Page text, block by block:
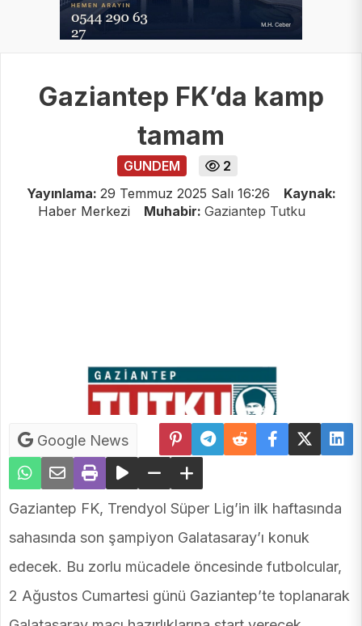
Gaziantep FK’da kamp
tamam
GUNDEM
2
Yayınlama: 29 Temmuz 2025 Salı 16:26
Kaynak:
Haber Merkezi
Muhabir: Gaziantep Tutku
Google News
Gaziantep FK, Trendyol Süper Lig’in ilk haftasında
sahasında son şampiyon Galatasaray’ı konuk
edecek. Bu zorlu mücadele öncesinde futbolcular,
2 Ağustos Cumartesi günü Gaziantep’te toplanarak